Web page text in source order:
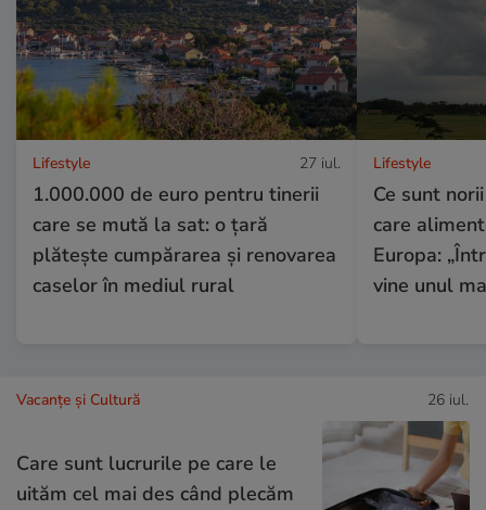
Lifestyle 27 iul.
1.000.000 de euro pentru tinerii
care se mută la sat: o țară
plătește cumpărarea și renovarea
caselor în mediul rural
Lifestyle
Ce sunt
care
Europa:
vine unul
Vacanțe și Cultură 26 iul.
Care sunt lucrurile pe care le
uităm cel mai des când plecăm